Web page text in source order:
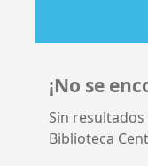
¡No se
Sin
Biblioteca